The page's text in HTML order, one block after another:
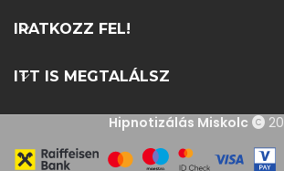
IRATKOZZ FEL!
ITT IS MEGTALÁLSZ
Hipnotizálás Miskolc